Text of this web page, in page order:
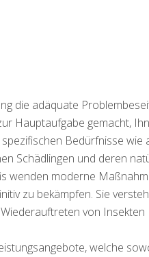
die adäquate
Hauptaufgabe gemacht,
Bedürfnisse wie
Schädlingen und deren
wenden moderne
zu bekämpfen. Sie
von Insekten
welche